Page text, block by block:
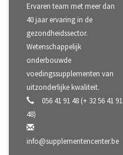
Ervaren team met meer dan
40 jaar ervaring in de
gezondheidssector.
Wetenschappelijk
onderbouwde
voedingssupplementen van
uitzonderlijke kwaliteit.
056 41 91 48 (+ 32 56 41 91
48)
info@supplementencenter.be